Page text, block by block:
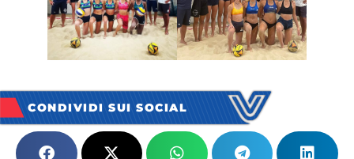
CONDIVIDI SUI SOCIAL